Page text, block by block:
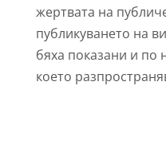
жертвата на
публикуването на
бяха показани и по
което